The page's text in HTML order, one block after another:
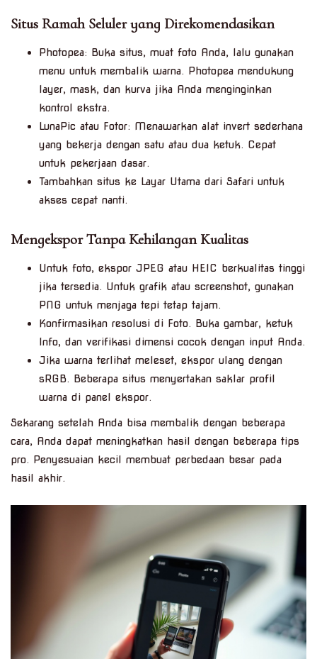
Situs Ramah Seluler yang Direkomendasikan
Photopea: Buka situs, muat foto Anda, lalu gunakan
menu untuk membalik warna. Photopea mendukung
layer, mask, dan kurva jika Anda menginginkan
kontrol ekstra.
LunaPic atau Fotor: Menawarkan alat invert sederhana
yang bekerja dengan satu atau dua ketuk. Cepat
untuk pekerjaan dasar.
Tambahkan situs ke Layar Utama dari Safari untuk
akses cepat nanti.
Mengekspor Tanpa Kehilangan Kualitas
Untuk foto, ekspor JPEG atau HEIC berkualitas tinggi
jika tersedia. Untuk grafik atau screenshot, gunakan
PNG untuk menjaga tepi tetap tajam.
Konfirmasikan resolusi di Foto. Buka gambar, ketuk
Info, dan verifikasi dimensi cocok dengan input Anda.
Jika warna terlihat meleset, ekspor ulang dengan
sRGB. Beberapa situs menyertakan saklar profil
warna di panel ekspor.
Sekarang setelah Anda bisa membalik dengan beberapa
cara, Anda dapat meningkatkan hasil dengan beberapa tips
pro. Penyesuaian kecil membuat perbedaan besar pada
hasil akhir.